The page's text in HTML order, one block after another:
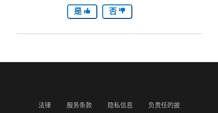
中
打
是 否
法律 服务条款 隐私信息 负责任的披